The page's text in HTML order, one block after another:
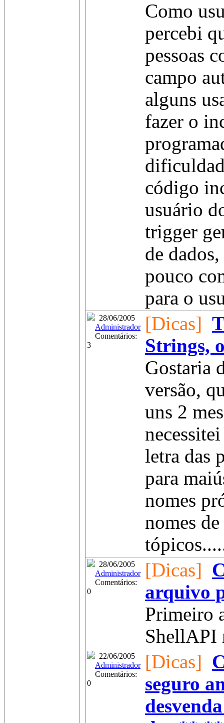
Como
percebi
pessoas
campo
alguns
fazer o
código
usuário
trigger
de
pouco
para o
28/06/2005
Administrador
Comentários:
3
[Dicas]
Strings,
Gostaria
versão,
uns 2
letra das
para
nomes
nomes
28/06/2005
Administrador
Comentários:
0
[Dicas]
arquivo
Primeiro
ShellAPI
22/06/2005
Administrador
Comentários:
0
[Dicas]
seguro